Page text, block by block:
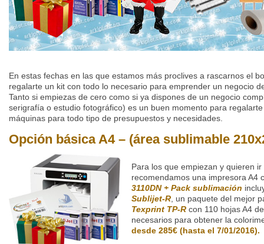
En estas fechas en las que estamos más proclives a rascarnos el
regalarte un kit con todo lo necesario para emprender un negocio
Tanto si empiezas de cero como si ya dispones de un negocio
serigrafía o estudio fotográfico) es un buen momento para
máquinas para todo tipo de presupuestos y necesidades.
Opción básica A4 – (área sublimable
Para los que empiezan y quieren
recomendamos una impresora A4
3110DN + Pack sublimación
Sublijet-R, un paquete del mejor
Texprint TP-Rcon 110 hojas A4
necesarios para obtener la
desde 285€ (hasta el 7/01/2016).